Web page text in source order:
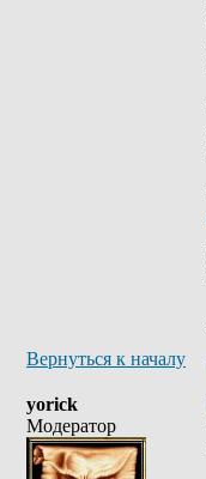
Вернуться к началу
yorick
Модератор